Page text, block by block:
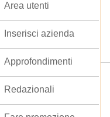
Area utenti
Inserisci azienda
Approfondimenti
Redazionali